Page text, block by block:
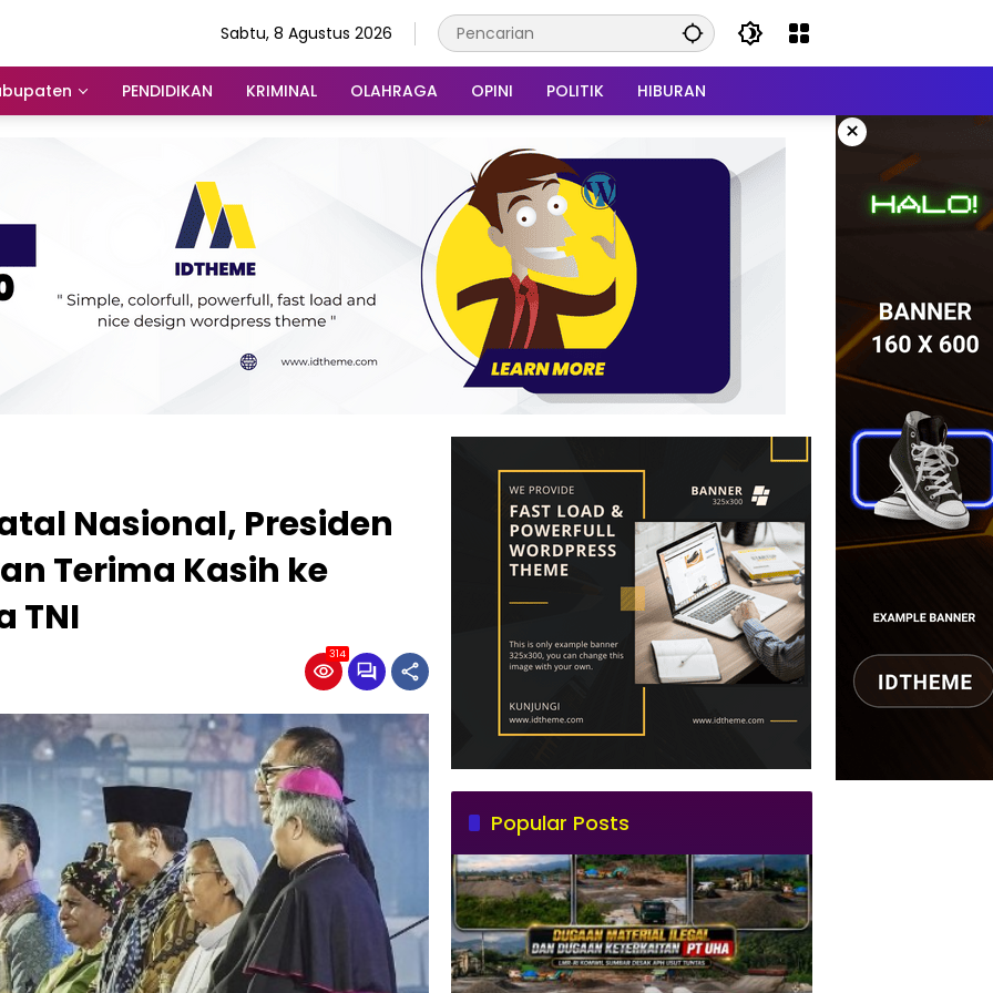
Sabtu, 8 Agustus 2026
PENDIDIKAN KRIMINAL OLAHRAGA OPINI POLITIK HIBURAN
×
Nasional, Presiden
Terima Kasih ke
TNI
314
Popular Posts